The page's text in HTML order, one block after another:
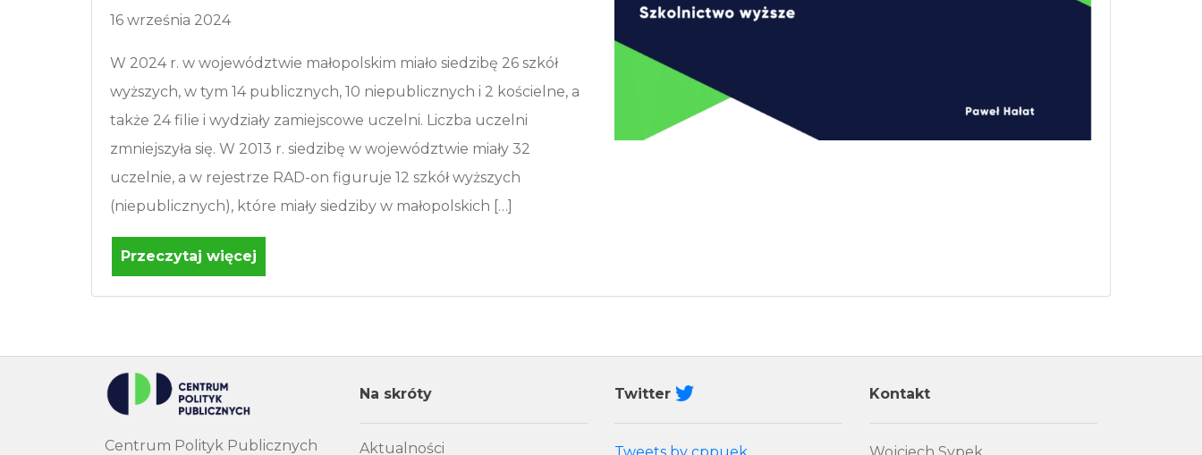
16 września 2024
W 2024 r. w województwie małopolskim miało siedzibę 26 szkół
wyższych, w tym 14 publicznych, 10 niepublicznych i 2 kościelne, a
także 24 filie i wydziały zamiejscowe uczelni. Liczba uczelni
zmniejszyła się. W 2013 r. siedzibę w województwie miały 32
uczelnie, a w rejestrze RAD-on figuruje 12 szkół wyższych
(niepublicznych), które miały siedziby w małopolskich […]
Przeczytaj więcej
Centrum Polityk Publicznych
Na skróty
Aktualności
Twitter Kontakt